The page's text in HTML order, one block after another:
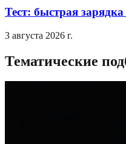
Тест: быстрая
3 августа 2026 г.
Тематические